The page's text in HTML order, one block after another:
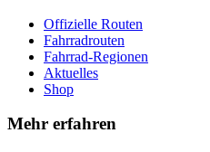
Offizielle Routen
Fahrradrouten
Fahrrad-Regionen
Aktuelles
Shop
Mehr erfahren